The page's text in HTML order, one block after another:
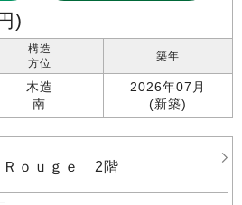
)
構造
方位
木造
南
築年
2026年07月
(新築)
ｏｕｇｅ 2階